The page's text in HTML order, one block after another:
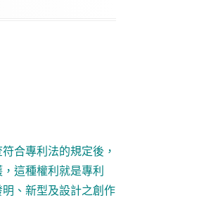
合專利法的規定後，
這種權利就是專利
、新型及設計之創作